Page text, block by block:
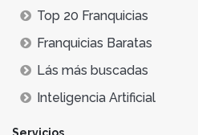
Top 20 Franquicias
Franquicias Baratas
Lás más buscadas
Inteligencia Artificial